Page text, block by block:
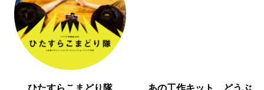
ひたすらこまどり隊
あの工作キット どうぶ